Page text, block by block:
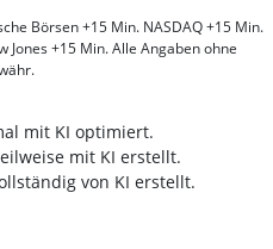
Börsen +15 Min. NASDAQ +15 Min.
Jones +15 Min. Alle Angaben ohne
mit KI optimiert.
mit KI erstellt.
von KI erstellt.